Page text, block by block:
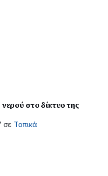
στο δίκτυο της
σε Τοπικά